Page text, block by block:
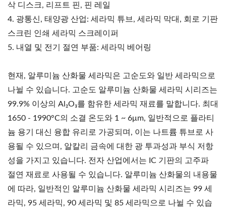
삭 디스크, 리프트 핀, 핀 레일
4. 광통신, 태양광 산업: 세라믹 튜브, 세라믹 막대, 회로 기판
스크린 인쇄 세라믹 스크레이퍼
5. 내열 및 전기 절연 부품: 세라믹 베어링
현재, 알루미늄 산화물 세라믹은 고순도와 일반 세라믹으로
나뉠 수 있습니다. 고순도 알루미늄 산화물 세라믹 시리즈는
99.9% 이상의 Al₂O₃를 함유한 세라믹 재료를 말합니다. 최대
1650 - 1990°C의 소결 온도와 1 ~ 6μm, 일반적으로 플라티
늄 용기 대신 융합 유리로 가공되며, 이는 나트륨 튜브로 사
용될 수 있으며, 알칼리 금속에 대한 광 투과성과 부식 저항
성을 가지고 있습니다. 전자 산업에서는 IC 기판의 고주파
절연 재료로 사용될 수 있습니다. 알루미늄 산화물의 내용물
에 따라, 일반적인 알루미늄 산화물 세라믹 시리즈는 99 세
라믹, 95 세라믹, 90 세라믹 및 85 세라믹으로 나뉠 수 있습